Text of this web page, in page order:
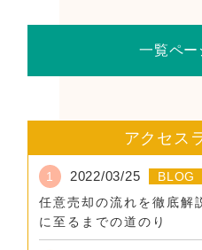
一覧ペー
アクセス
1 2022/03/25
BLOG
任意売却の流れを徹底解
に至るまでの道のり